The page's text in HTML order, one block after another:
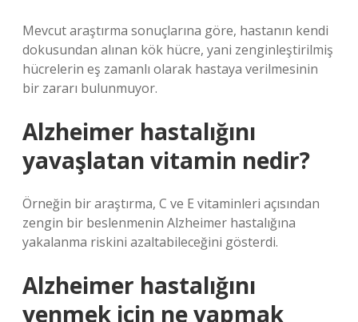
Mevcut araştırma sonuçlarına göre, hastanın kendi
dokusundan alınan kök hücre, yani zenginleştirilmiş
hücrelerin eş zamanlı olarak hastaya verilmesinin
bir zararı bulunmuyor.
Alzheimer hastalığını
yavaşlatan vitamin nedir?
Örneğin bir araştırma, C ve E vitaminleri açısından
zengin bir beslenmenin Alzheimer hastalığına
yakalanma riskini azaltabileceğini gösterdi.
Alzheimer hastalığını
yenmek için ne yapmak